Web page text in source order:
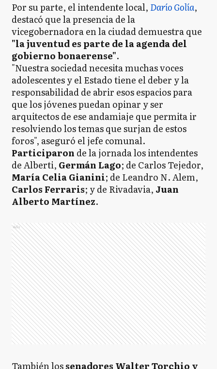
Por su parte, el intendente local, Darío Golía,
destacó que la presencia de la
vicegobernadora en la ciudad demuestra que
"la juventud es parte de la agenda del
gobierno bonaerense".
"Nuestra sociedad necesita muchas voces
adolescentes y el Estado tiene el deber y la
responsabilidad de abrir esos espacios para
que los jóvenes puedan opinar y ser
arquitectos de ese andamiaje que permita ir
resolviendo los temas que surjan de estos
foros", aseguró el jefe comunal.
Participaron de la jornada los intendentes
de Alberti, Germán Lago; de Carlos Tejedor,
María Celia Gianini; de Leandro N. Alem,
Carlos Ferraris; y de Rivadavia, Juan
Alberto Martínez.
Ads
También lossenadores Walter Torchio y